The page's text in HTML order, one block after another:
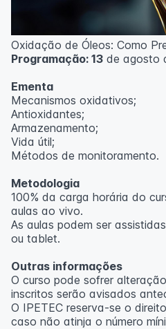
Oxidação de Óleos: Como
Programação: 13 de agosto
Ementa
Mecanismos oxidativos;
Antioxidantes;
Armazenamento;
Vida útil;
Métodos de monitoramento.
Metodologia
100% da carga horária do
aulas ao vivo.
As aulas podem ser
ou tablet.
Outras informações
O curso pode sofrer
inscritos serão avisados
O IPETEC reserva-se o
caso não atinja o número